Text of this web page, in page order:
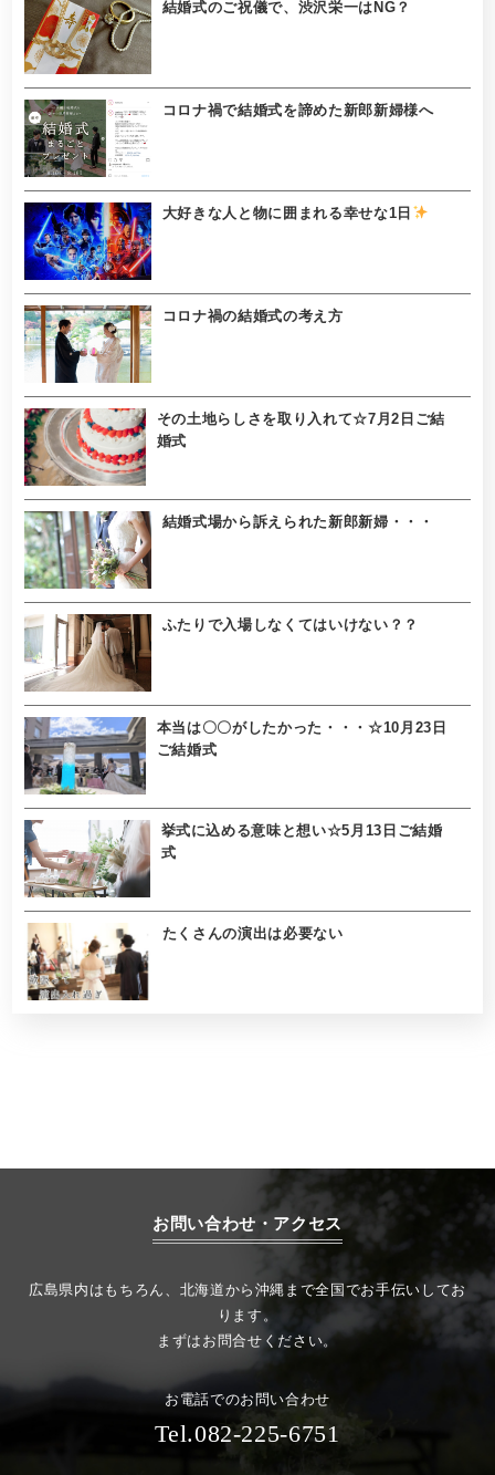
結婚式のご祝儀で、渋沢栄一はNG？
コロナ禍で結婚式を諦めた新郎新婦様へ
大好きな人と物に囲まれる幸せな1日
コロナ禍の結婚式の考え方
その土地らしさを取り入れて☆7月2日ご結
婚式
結婚式場から訴えられた新郎新婦・・・
ふたりで入場しなくてはいけない？？
本当は〇〇がしたかった・・・☆10月23日
ご結婚式
挙式に込める意味と想い☆5月13日ご結婚
式
たくさんの演出は必要ない
お問い合わせ・アクセス
広島県内はもちろん、北海道から沖縄まで全国でお手伝いしてお
ります。
まずはお問合せください。
お電話でのお問い合わせ
Tel.082-225-6751